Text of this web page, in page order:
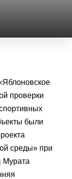
проверки
были
среды» при
Мурата